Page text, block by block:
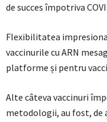
de succes împotriva
Flexibilitatea
vaccinurile cu ARN
platforme și pentru
Alte câteva vaccinuri
metodologii, au fost, de